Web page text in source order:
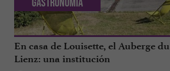
En casa de Louisette, el Auberge du
Lienz: una institución
Gastronomia